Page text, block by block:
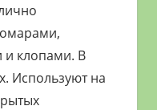
и клопами. В
Используют на